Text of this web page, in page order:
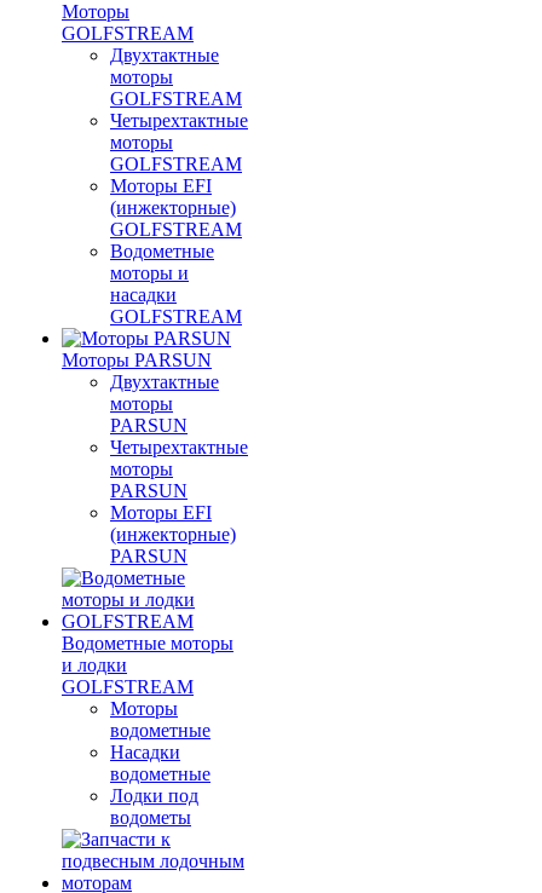
Моторы
GOLFSTREAM
Двухтактные
моторы
GOLFSTREAM
Четырехтактные
моторы
GOLFSTREAM
Моторы EFI
(инжекторные)
GOLFSTREAM
Водометные
моторы и
насадки
GOLFSTREAM
Моторы PARSUN
Двухтактные
моторы
PARSUN
Четырехтактные
моторы
PARSUN
Моторы EFI
(инжекторные)
PARSUN
Водометные моторы
и лодки
GOLFSTREAM
Моторы
водометные
Насадки
водометные
Лодки под
водометы